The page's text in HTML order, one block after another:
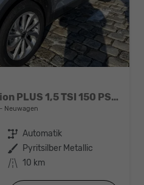
Life-Style Paket Edition PLUS 1,5 TSI 150 PS DSG-AHK-GARANTIE-LED-ACC-KESSY-WINTERPAKET-PDC&KAMERA-17 "ALU-SOFORT
Neuwagen
Getriebe Automatik
Außenfarbe Pyritsilber Metallic
Kilometerstand 10 km